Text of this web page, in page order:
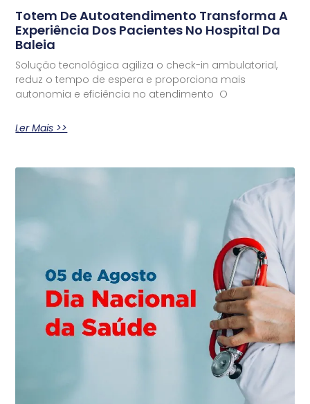
Totem De Autoatendimento Transforma A
Experiência Dos Pacientes No Hospital Da
Baleia
Solução tecnológica agiliza o check-in ambulatorial,
reduz o tempo de espera e proporciona mais
autonomia e eficiência no atendimento O
Ler Mais >>